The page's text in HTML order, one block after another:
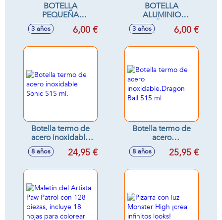
BOTELLA
PEQUEÑA
ALUMINIO 400 ML
PEPPA PIG
3 años 6,00 €
BOTELLA
ALUMINIO
PEQUEÑA 400 ML
SUPERTHINGS
3 años 6,00 €
Botella termo de
acero inoxidable
Sonic 515 ml.
8 años 24,95 €
Botella termo de
acero
inoxidable.Dragon
Ball 515 ml
8 años 25,95 €